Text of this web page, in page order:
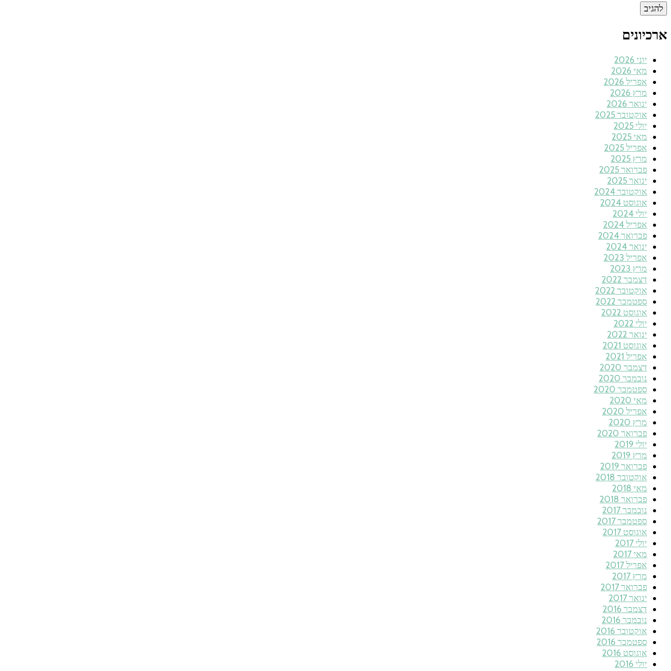
ארכיונים
יוני 2026
מאי 2026
אפריל 2026
מרץ 2026
ינואר 2026
אוקטובר 2025
יולי 2025
מאי 2025
אפריל 2025
מרץ 2025
פברואר 2025
ינואר 2025
אוקטובר 2024
אוגוסט 2024
יולי 2024
אפריל 2024
פברואר 2024
ינואר 2024
אפריל 2023
מרץ 2023
דצמבר 2022
אוקטובר 2022
ספטמבר 2022
אוגוסט 2022
יולי 2022
ינואר 2022
אוגוסט 2021
אפריל 2021
דצמבר 2020
נובמבר 2020
ספטמבר 2020
מאי 2020
אפריל 2020
מרץ 2020
פברואר 2020
יולי 2019
מרץ 2019
פברואר 2019
אוקטובר 2018
מאי 2018
פברואר 2018
נובמבר 2017
ספטמבר 2017
אוגוסט 2017
יולי 2017
מאי 2017
אפריל 2017
מרץ 2017
פברואר 2017
ינואר 2017
דצמבר 2016
נובמבר 2016
אוקטובר 2016
ספטמבר 2016
אוגוסט 2016
יולי 2016